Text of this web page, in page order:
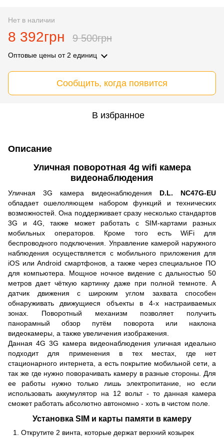
Нет в наличии
8 392грн 9 500грн
Оптовые цены от 2 единиц
Сообщить, когда появится
В избранное
Описание
Уличная поворотная 4g wifi камера
видеонаблюдения
Уличная 3G камера видеонаблюдения D.L. NC47G-EU
обладает ошелоляющем набором функций и технических
возможностей. Она поддерживает сразу несколько стандартов
3G и 4G, также может работать с SIM-картами разных
мобильных операторов. Кроме того есть WiFi для
беспроводного подключения. Управление камерой наружного
наблюдения осуществляется с мобильного приложения для
iOS или Android смартфонов, а также через специальное ПО
для компьютера. Мощное ночное видение с дальностью 50
метров дает чёткую картинку даже при полной темноте. А
датчик движения с широким углом захвата способен
обнаруживать движущиеся объекты в 4-х настраиваемых
зонах. Поворотный механизм позволяет получить
панорамный обзор путём поворота или наклона
видеокамеры, а также увеличения изображения.
Данная 4G 3G камера видеонаблюдения уличная идеально
подходит для применения в тех местах, где нет
стационарного интернета, а есть покрытие мобильной сети, а
так же где нужно поворачивать камеру в разные стороны. Для
ее работы нужно только лишь электропитание, но если
использовать аккумулятор на 12 вольт - то данная камера
сможет работать абсолютно автономно - хоть в чистом поле.
Установка SIM и карты памяти в камеру
Открутите 2 винта, которые держат верхний козырек